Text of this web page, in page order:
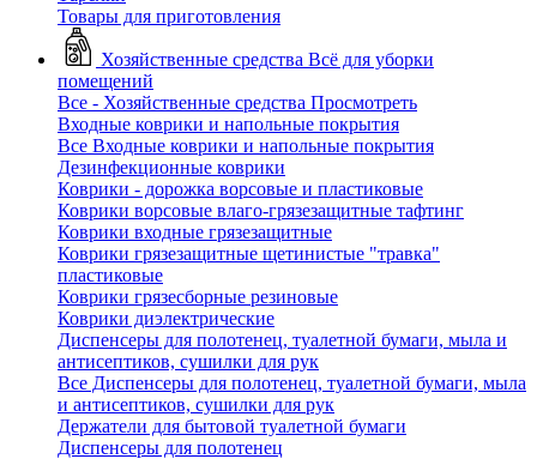
Товары для приготовления
Хозяйственные средства Всё для уборки
помещений
Все - Хозяйственные средства Просмотреть
Входные коврики и напольные покрытия
Все Входные коврики и напольные покрытия
Дезинфекционные коврики
Коврики - дорожка ворсовые и пластиковые
Коврики ворсовые влаго-грязезащитные тафтинг
Коврики входные грязезащитные
Коврики грязезащитные щетинистые "травка"
пластиковые
Коврики грязесборные резиновые
Коврики диэлектрические
Диспенсеры для полотенец, туалетной бумаги, мыла и
антисептиков, сушилки для рук
Все Диспенсеры для полотенец, туалетной бумаги, мыла
и антисептиков, сушилки для рук
Держатели для бытовой туалетной бумаги
Диспенсеры для полотенец